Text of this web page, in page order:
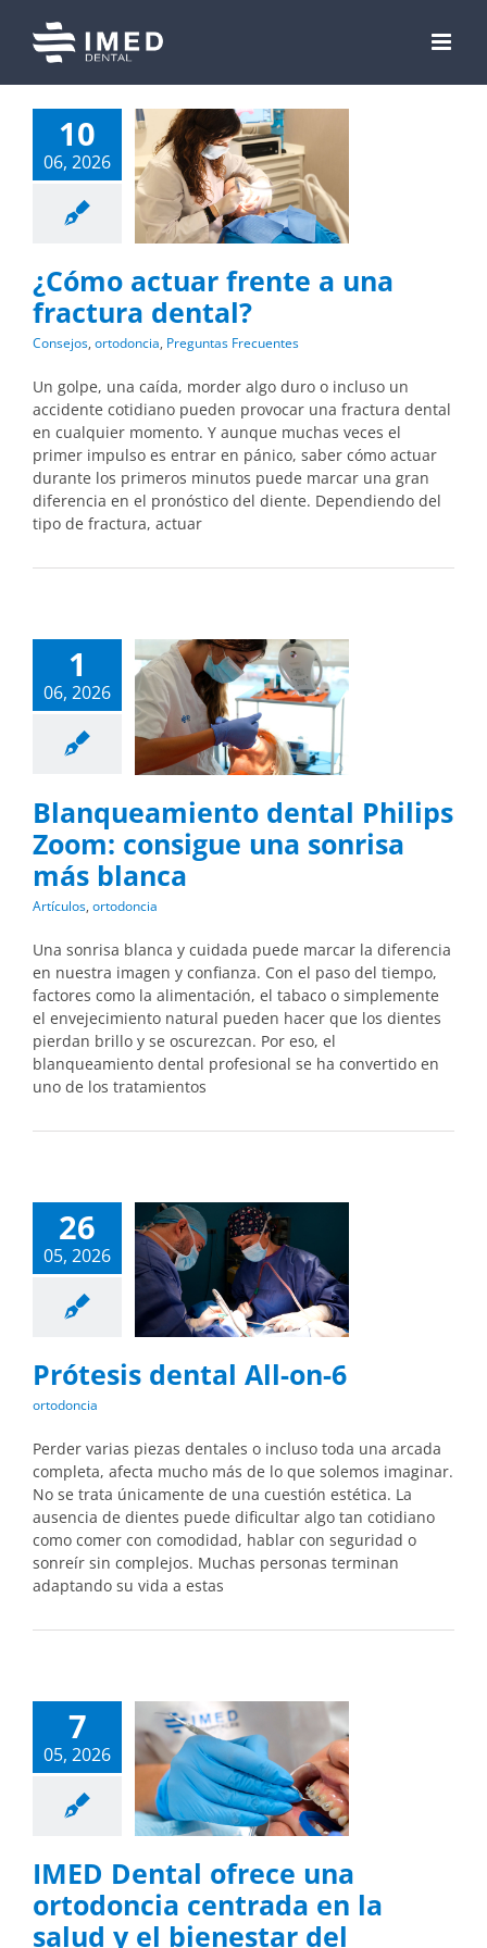
content
10
06, 2026
¿Cómo actuar frente a una
fractura dental?
Consejos, ortodoncia, Preguntas Frecuentes
Un golpe, una caída, morder algo duro o incluso un
accidente cotidiano pueden provocar una fractura dental
en cualquier momento. Y aunque muchas veces el
primer impulso es entrar en pánico, saber cómo actuar
durante los primeros minutos puede marcar una gran
diferencia en el pronóstico del diente. Dependiendo del
tipo de fractura, actuar
1
06, 2026
Blanqueamiento dental Philips
Zoom: consigue una sonrisa
más blanca
Artículos, ortodoncia
Una sonrisa blanca y cuidada puede marcar la diferencia
en nuestra imagen y confianza. Con el paso del tiempo,
factores como la alimentación, el tabaco o simplemente
el envejecimiento natural pueden hacer que los dientes
pierdan brillo y se oscurezcan. Por eso, el
blanqueamiento dental profesional se ha convertido en
uno de los tratamientos
26
05, 2026
Prótesis dental All-on-6
ortodoncia
Perder varias piezas dentales o incluso toda una arcada
completa, afecta mucho más de lo que solemos imaginar.
No se trata únicamente de una cuestión estética. La
ausencia de dientes puede dificultar algo tan cotidiano
como comer con comodidad, hablar con seguridad o
sonreír sin complejos. Muchas personas terminan
adaptando su vida a estas
7
05, 2026
IMED Dental ofrece una
ortodoncia centrada en la
salud y el bienestar del